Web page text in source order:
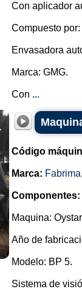
Con aplicador
Compuesto por:
Envasadora
Marca: GMG.
Con ...
Código
Marca: Fabrima
Componentes:
Maquina:
Año de
Modelo: BP 5.
Sistema de